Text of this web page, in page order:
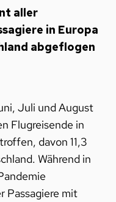
aller
in Europa
abgeflogen
Juli und August
Flugreisende in
davon 11,3
Während in
Passagiere mit